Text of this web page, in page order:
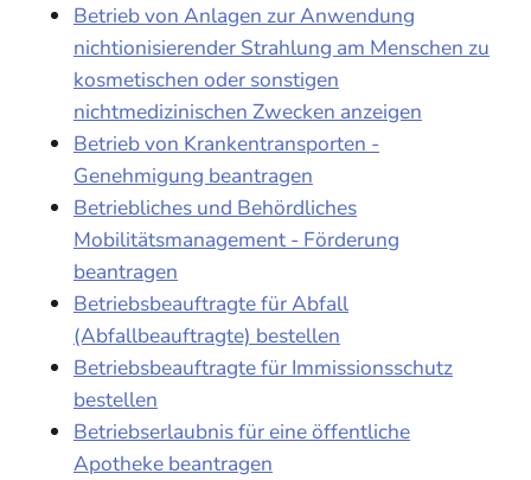
Betrieb von Anlagen zur Anwendung
nichtionisierender Strahlung am Menschen zu
kosmetischen oder sonstigen
nichtmedizinischen Zwecken anzeigen
Betrieb von Krankentransporten -
Genehmigung beantragen
Betriebliches und Behördliches
Mobilitätsmanagement - Förderung
beantragen
Betriebsbeauftragte für Abfall
(Abfallbeauftragte) bestellen
Betriebsbeauftragte für Immissionsschutz
bestellen
Betriebserlaubnis für eine öffentliche
Apotheke beantragen